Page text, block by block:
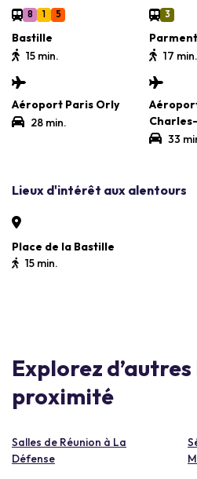
8 1 5
Bastille
15 min.
3
17 min.
Aéroport Paris Orly
28 min.
33
Lieux d'intérêt aux alentours
Place de la Bastille
15 min.
Explorez
proximité
Salles de Réunion à La
Défense